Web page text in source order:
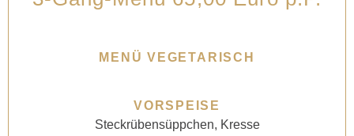
MENÜ VEGETARISCH
VORSPEISE
Steckrübensüppchen, Kresse